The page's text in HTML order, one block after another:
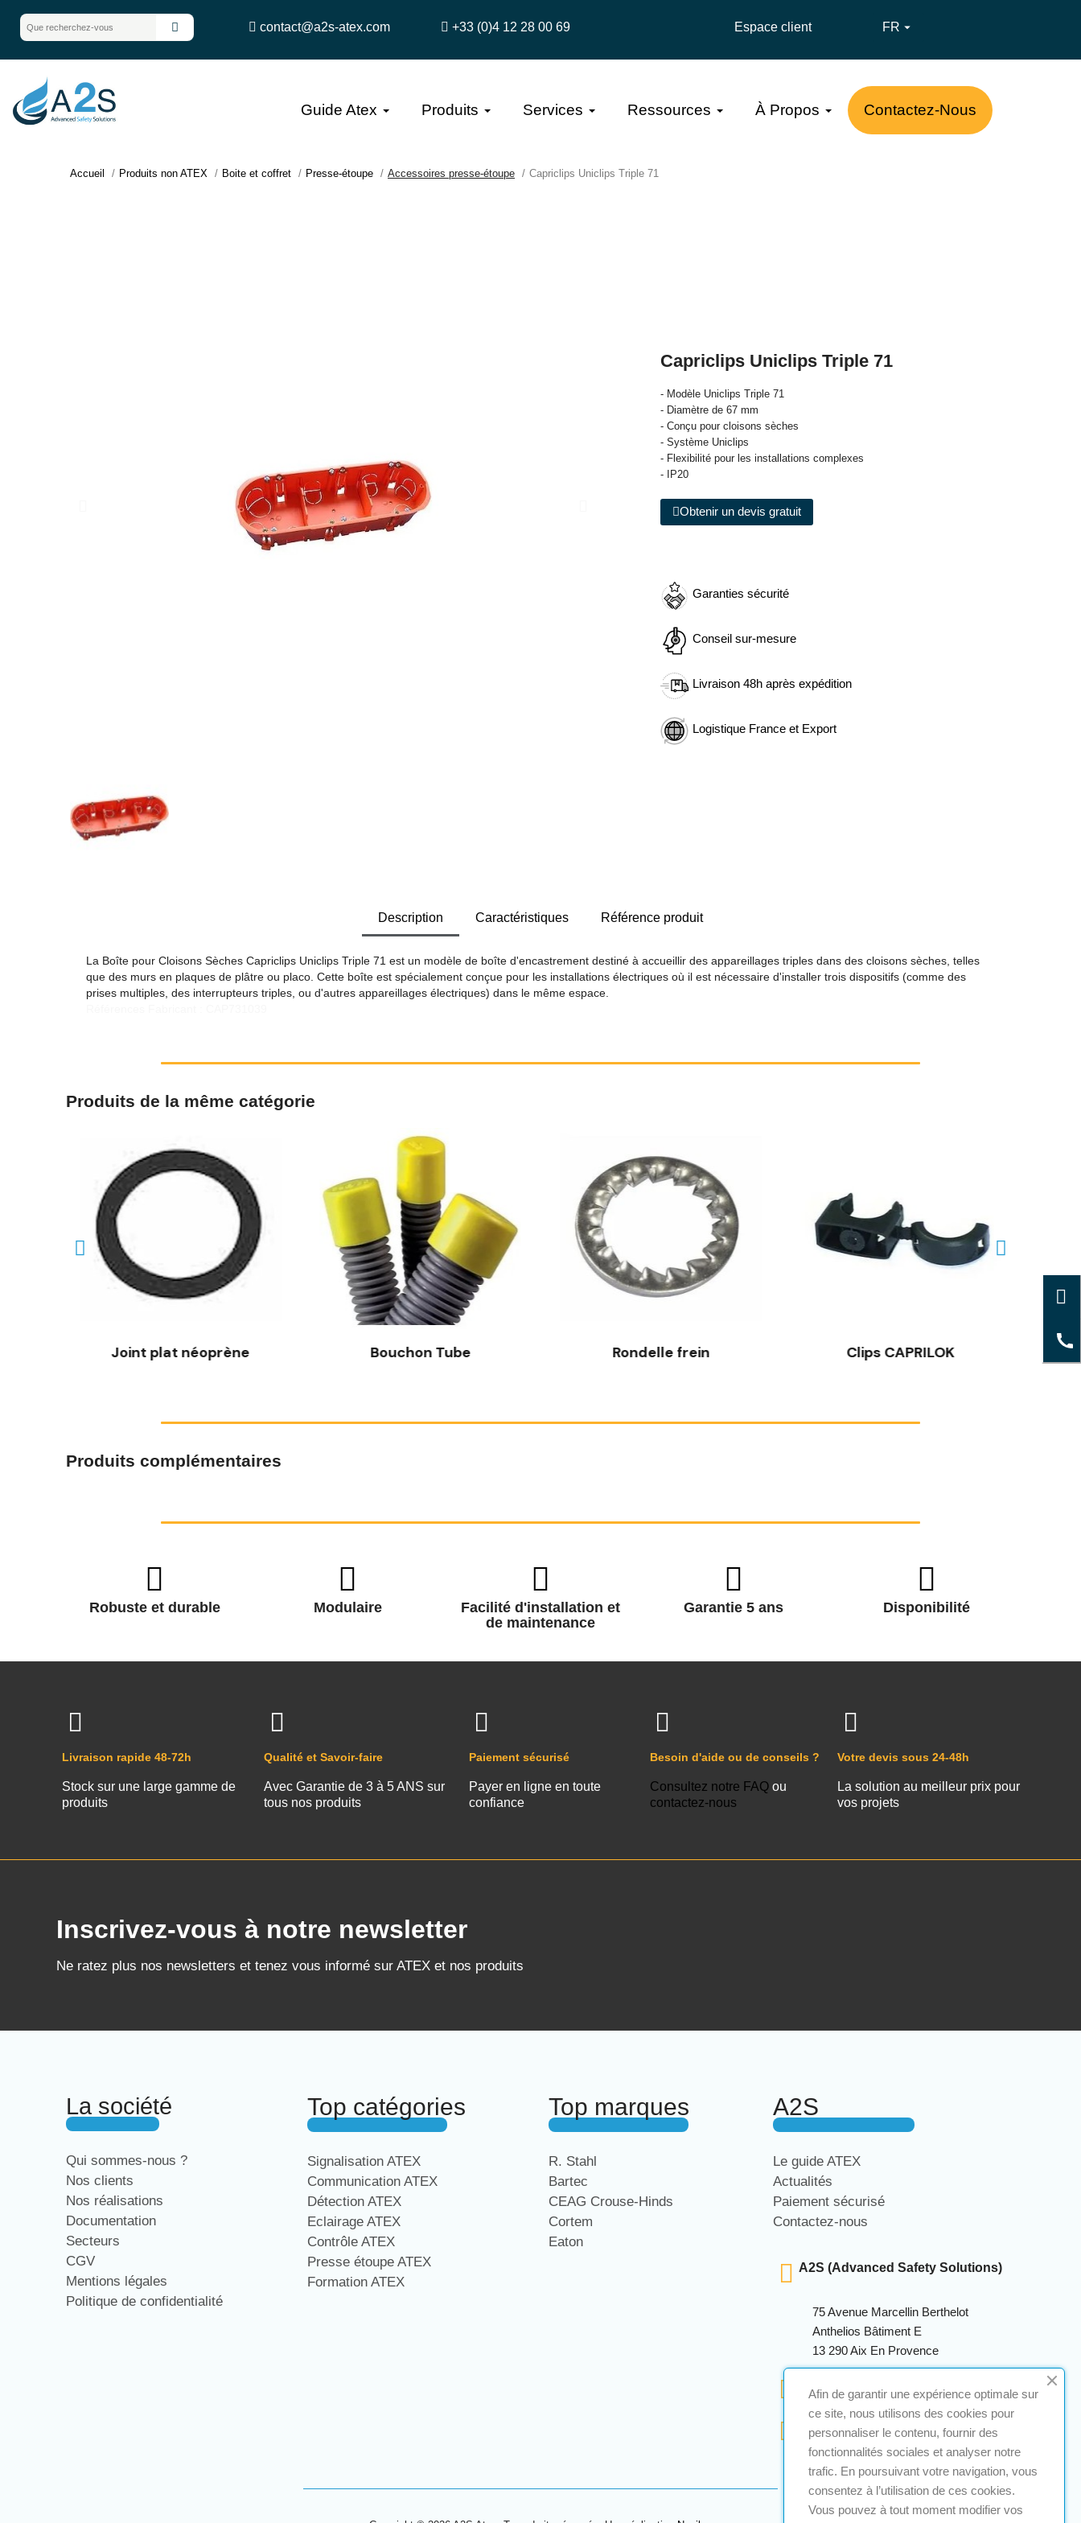
contact@a2s-atex.com +33 (0)4 12 28 00 69 Espace client FR 
Guide Atex Produits Services Ressources À Propos Contactez-Nous
Accueil Produits non ATEX Boite et coffret Presse-étoupe Accessoires presse-étoupe Capriclips Uniclips Triple 71
Capriclips Uniclips Triple 71
- Modèle Uniclips Triple 71
- Diamètre de 67 mm
- Conçu pour cloisons sèches
- Système Uniclips
- Flexibilité pour les installations complexes
- IP20
Obtenir un devis gratuit
Garanties sécurité
Conseil sur-mesure
Livraison 48h après expédition
Logistique France et Export
Description Caractéristiques Référence produit
La Boîte pour Cloisons Sèches Capriclips Uniclips Triple 71 est un modèle de boîte d'encastrement destiné à accueillir des appareillages triples dans des cloisons sèches, telles
que des murs en plaques de plâtre ou placo. Cette boîte est spécialement conçue pour les installations électriques où il est nécessaire d'installer trois dispositifs (comme des
prises multiples, des interrupteurs triples, ou d'autres appareillages électriques) dans le même espace.
Produits de la même catégorie
Joint plat néoprène Bouchon Tube Rondelle frein Clips CAPRILOK
Produits complémentaires
Robuste et durable Modulaire
Facilité d'installation et
de maintenance
Garantie 5 ans Disponibilité
Livraison rapide 48-72h
Stock sur une large gamme de
produits
Qualité et Savoir-faire
Avec Garantie de 3 à 5 ANS sur
tous nos produits
Paiement sécurisé
Payer en ligne en toute
confiance
Besoin d'aide ou de conseils ?
Consultez notre FAQou
contactez-nous
Votre devis sous 24-48h
La solution au meilleur prix pour
vos projets
Inscrivez-vous à notre newsletter
Ne ratez plus nos newsletters et tenez vous informé sur ATEX et nos produits
La société
Qui sommes-nous ?
Nos clients
Nos réalisations
Documentation
Secteurs
CGV
Mentions légales
Politique de confidentialité
Top catégories
Signalisation ATEX
Communication ATEX
Détection ATEX
Eclairage ATEX
Contrôle ATEX
Presse étoupe ATEX
Formation ATEX
Top marques
R. Stahl
Bartec
CEAG Crouse-Hinds
Cortem
Eaton
A2S
Le guide ATEX
Actualités
Paiement sécurisé
Contactez-nous
A2S (Advanced Safety Solutions)
75 Avenue Marcellin Berthelot
Anthelios Bâtiment E
13 290 Aix En Provence
Afin de garantir une expérience optimale sur
ce site, nous utilisons des cookies pour
personnaliser le contenu, fournir des
fonctionnalités sociales et analyser notre
trafic. En poursuivant votre navigation, vous
consentez à l’utilisation de ces cookies.
Vous pouvez à tout moment modifier vos